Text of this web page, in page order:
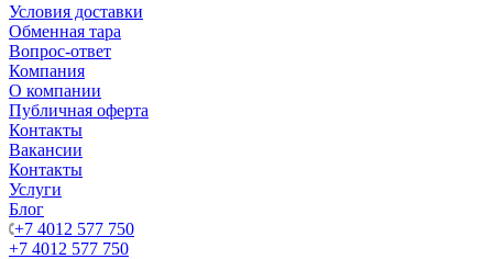
Условия доставки
Обменная тара
Вопрос-ответ
Компания
О компании
Публичная оферта
Контакты
Вакансии
Контакты
Услуги
Блог
+7 4012 577 750
+7 4012 577 750